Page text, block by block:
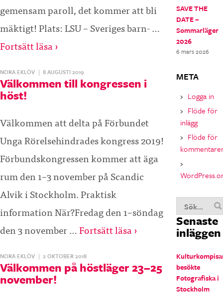
gemensam paroll, det kommer att bli
mäktigt! Plats: LSU – Sveriges barn- …
Fortsätt läsa ›
NORA EKLÖV | 8 AUGUSTI 2019
Välkommen till kongressen i
höst!
Välkommen att delta på Förbundet
Unga Rörelsehindrades kongress 2019!
Förbundskongressen kommer att äga
rum den 1–3 november på Scandic
Alvik i Stockholm. Praktisk
information När?Fredag den 1–söndag
den 3 november …Fortsätt läsa ›
NORA EKLÖV | 2 OKTOBER 2018
Välkommen på höstläger 23–25
november!
SAVE THE
DATE –
Sommarläger
2026
6 mars 2026
META
Logga in
Flöde för
inlägg
Flöde för
Senaste
inläggen
besökte
Fotografiska i
Stockholm